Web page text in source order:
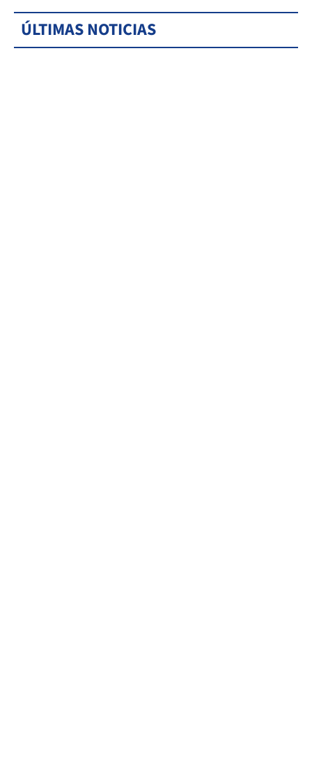
ÚLTIMAS NOTICIAS